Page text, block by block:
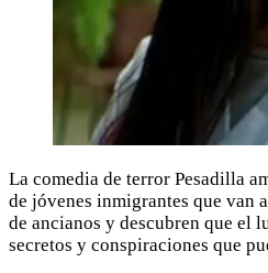
La comedia de terror Pesadilla
de jóvenes inmigrantes que van
de ancianos y descubren que el
secretos y conspiraciones que